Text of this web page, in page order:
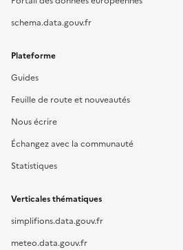
schema.data.gouv.fr
Plateforme
Guides
Feuille de route et nouveautés
Nous écrire
Échangez avec la communauté
Statistiques
Verticales thématiques
simplifions.data.gouv.fr
meteo.data.gouv.fr